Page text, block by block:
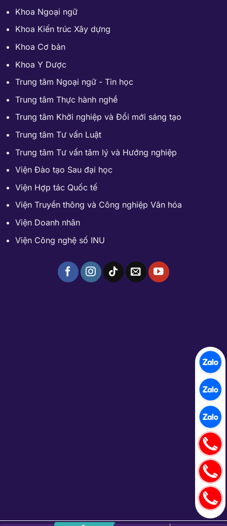
Khoa Ngoại ngữ
Khoa Kiến trúc Xây dựng
Khoa Cơ bản
Khoa Y Dược
Trung tâm Ngoại ngữ - Tin học
Trung tâm Thực hành nghề
Trung tâm Khởi nghiệp và Đổi mới sáng tạo
Trung tâm Tư vấn Luật
Trung tâm Tư vấn tâm lý và Hướng nghiệp
Viện Đào tạo Sau đại học
Viện Hợp tác Quốc tế
Viện Truyền thông và Công nghiệp Văn hóa
Viện Doanh nhân
Viện Công nghệ số INU